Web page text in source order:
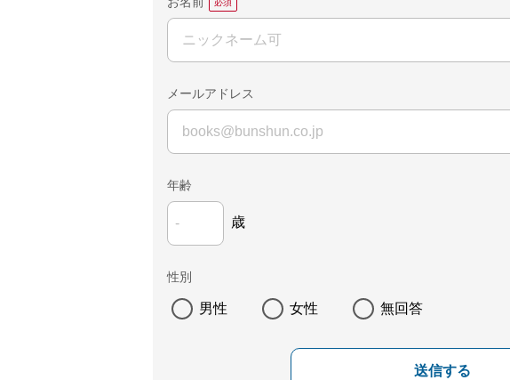
お名前
メールアドレス
年齢
歳
性別
男性 女性 無回答
送信する